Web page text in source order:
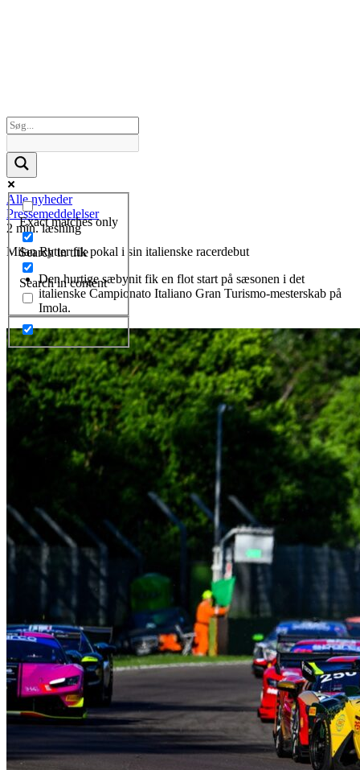
Exact matches only
Search in title
Search in content
Alle nyheder
Pressemeddelelser
2 min. læsning
Milan Rytter fik pokal i sin italienske racerdebut
Den hurtige sæbynit fik en flot start på sæsonen i det
italienske Campionato Italiano Gran Turismo-mesterskab på
Imola.